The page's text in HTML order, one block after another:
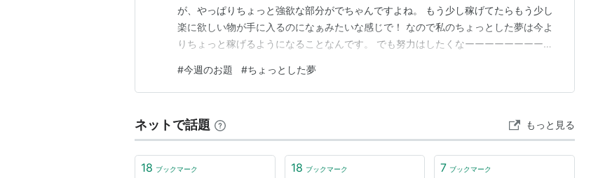
が、やっぱりちょっと強欲な部分がでちゃんですよね。 もう少し稼げてたらもう少し
楽に欲しい物が手に入るのになぁみたいな感じで！ なので私のちょっとした夢は今よ
りちょっと稼げるようになることなんです。 でも努力はしたくなーーーーーーーーー
り、スキルを磨いて転職すればいいのにまるっきりそういうのができないんですよねぇ
～～～～。 ただただちょっとした夢です。 皆さんのちょ…
#今週のお題 #ちょっとした夢
ネットで話題 もっと見る
18 ブックマーク 18 ブックマーク 7 ブックマーク